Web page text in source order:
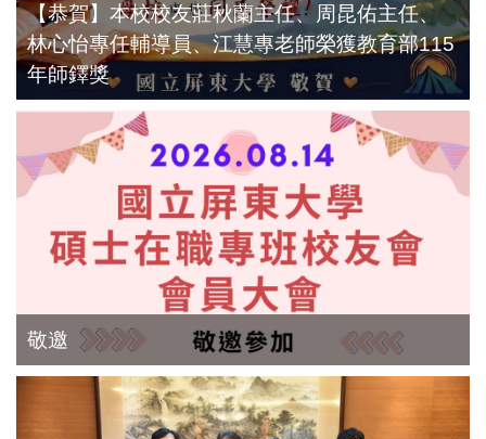
【恭賀】本校校友莊秋蘭主任、周昆佑主任、
林心怡專任輔導員、江慧專老師榮獲教育部115
年師鐸獎
敬邀